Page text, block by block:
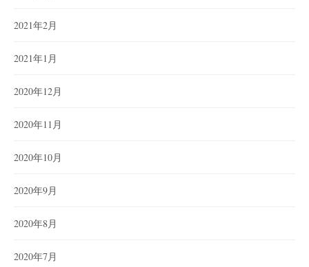
2021年2月
2021年1月
2020年12月
2020年11月
2020年10月
2020年9月
2020年8月
2020年7月